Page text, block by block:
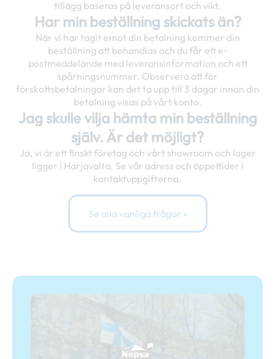
tillägg baseras på leveransort och vikt.
Har min beställning skickats än?
När vi har tagit emot din betalning kommer din
beställning att behandlas och du får ett e-
postmeddelande med leveransinformation och ett
spårningsnummer. Observera att för
förskottsbetalningar kan det ta upp till 3 dagar innan din
betalning visas på vårt konto.
Jag skulle vilja hämta min beställning
själv. Är det möjligt?
Ja, vi är ett finskt företag och vårt showroom och lager
ligger i Harjavalta. Se vår adress och öppettider i
kontaktuppgifterna.
Se alla vanliga frågor »